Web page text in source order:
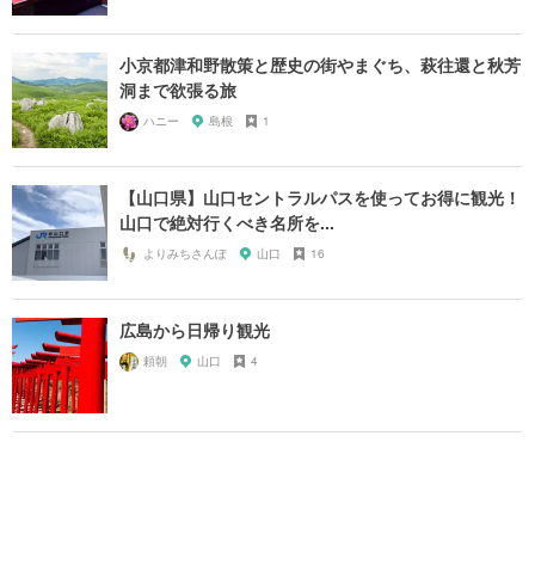
小京都津和野散策と歴史の街やまぐち、萩往還と秋芳
洞まで欲張る旅
ハニー 島根 1
【山口県】山口セントラルパスを使ってお得に観光！
山口で絶対行くべき名所を...
よりみちさんぽ 山口 16
広島から日帰り観光
頼朝 山口 4